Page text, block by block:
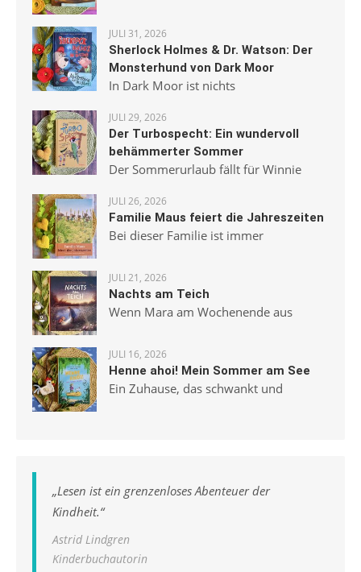
JULI 31, 2026
Sherlock Holmes & Dr. Watson: Der
Monsterhund von Dark Moor
In Dark Moor ist nichts
JULI 29, 2026
Der Turbospecht: Ein wundervoll
behämmerter Sommer
Der Sommerurlaub fällt für Winnie
JULI 26, 2026
Familie Maus feiert die Jahreszeiten
Bei dieser Familie ist immer
JULI 21, 2026
Nachts am Teich
Wenn Mara am Wochenende aus
JULI 16, 2026
Henne ahoi! Mein Sommer am See
Ein Zuhause, das schwankt und
„Lesen ist ein grenzenloses Abenteuer der
Kindheit.“
Astrid Lindgren
Kinderbuchautorin